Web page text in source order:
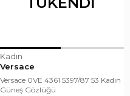
Kadın
Versace
Versace 0VE 4361 5397/87 53 Kadın
Güneş Gözlüğü